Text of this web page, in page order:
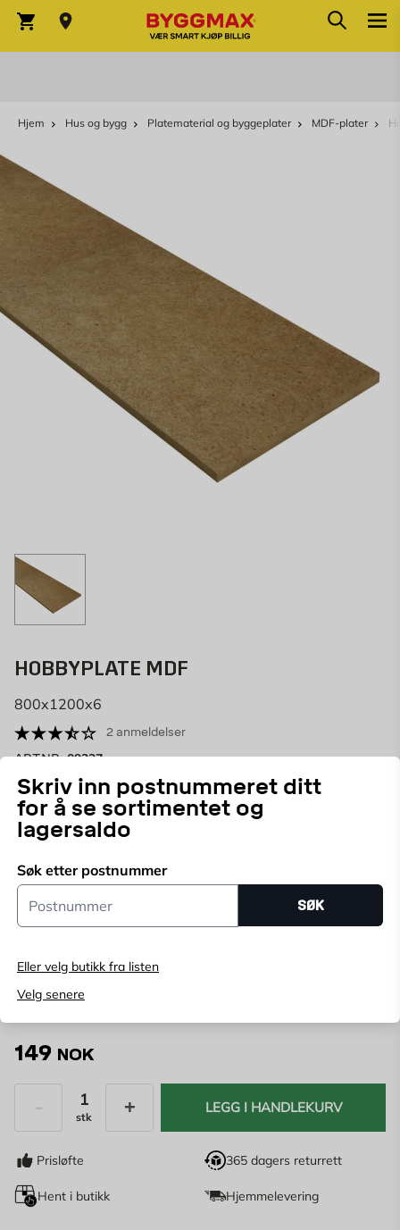
Skriv inn postnummeret ditt
for å se sortimentet og
lagersaldo
Søk etter postnummer
Postnummer
SØK
Eller velg butikk fra listen
Velg senere
Varekurv Søk
Hjem Hus og bygg Platematerial og byggeplater MDF-plater
HOBBYPLATE MDF
800x1200x6
2 anmeldelser
ART.NR:09227
MDF lages av finmalte trefibre og lim som er presset
sammen under høyt trykk og ved høy varme.MDF er
perfekt for gjør det selv-oppgaver og leveres i formater
som er enkle å håndtere.
Vis mer
Velg butikk
Velg butikk for å se lagerstatus
Kjøp online, bestill levering i kassen
Angi
149 NOK
stk
LEGG I HANDLEKURV
Prisløfte 365 dagers returrett
Hent i butikk Hjemmelevering